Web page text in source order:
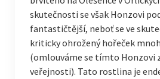
skutečnosti se však Honzovi
fantastičtější, neboť se ve
kriticky ohrožený hořeček
(omlouváme se tímto Honzovi
veřejnosti). Tato rostlina je